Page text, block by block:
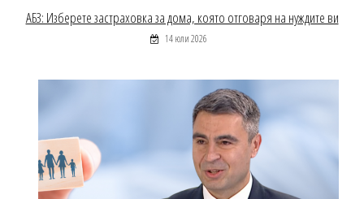
АБЗ: Изберете застраховка за дома, която отговаря на нуждите ви
14 юли 2026